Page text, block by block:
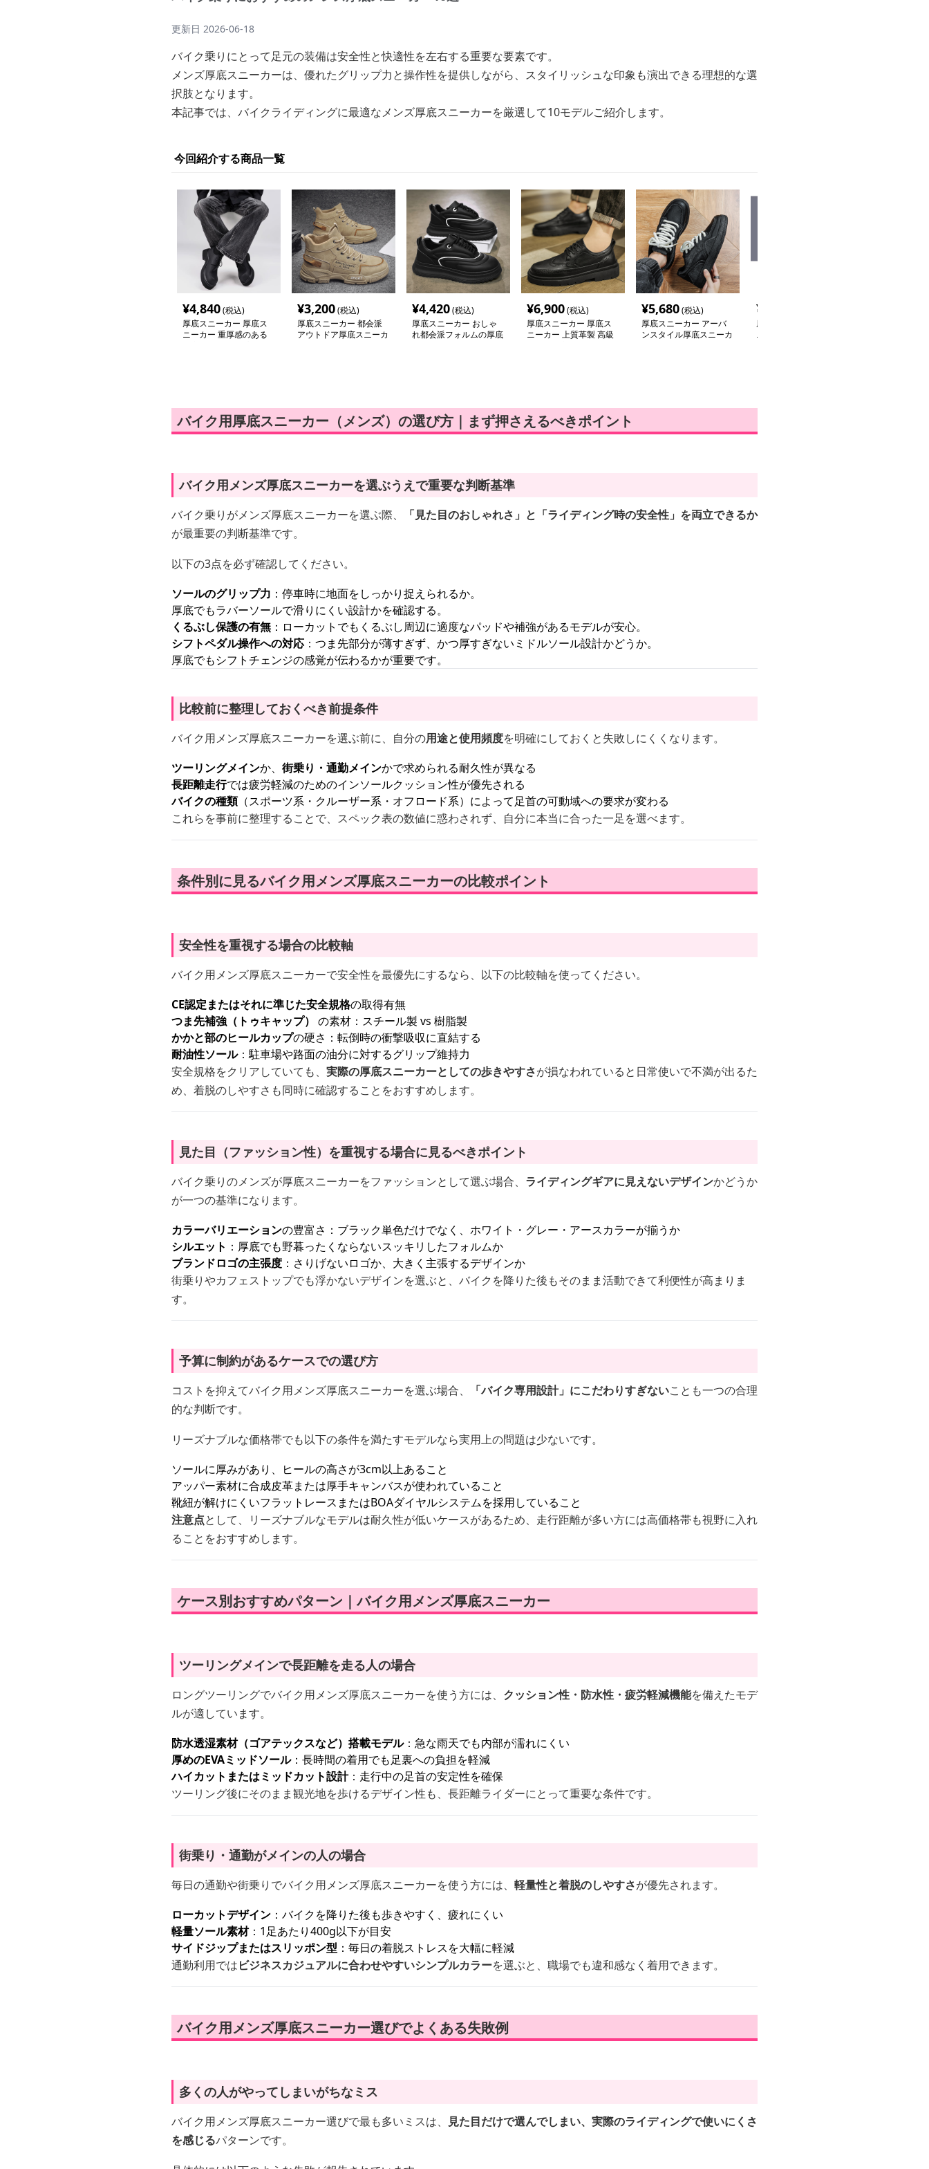
更新日 2026-06-18
バイク乗りにとって足元の装備は安全性と快適性を左右する重要な要素です。
メンズ厚底スニーカーは、優れたグリップ力と操作性を提供しながら、スタイリッシュな印象も演出できる理想的な選
択肢となります。
本記事では、バイクライディングに最適なメンズ厚底スニーカーを厳選して10モデルご紹介します。
今回紹介する商品一覧
¥4,840(税込)
厚底スニーカー 厚底ス
ニーカー 重厚感のある
¥3,200(税込)
厚底スニーカー 都会派
アウトドア厚底スニーカ
¥4,420(税込)
厚底スニーカー おしゃ
れ都会派フォルムの厚底
¥6,900(税込)
厚底スニーカー 厚底ス
ニーカー 上質革製 高級
¥5,680(税込)
厚底スニーカー アーバ
ンスタイル厚底スニーカ
¥
厚底スニーカー 厚底ス
ニーカー モダン厚底ハ
バイク用厚底スニーカー（メンズ）の選び方｜まず押さえるべきポイント
バイク用メンズ厚底スニーカーを選ぶうえで重要な判断基準
バイク乗りがメンズ厚底スニーカーを選ぶ際、
「見た目のおしゃれさ」と「ライディング時の安全性」を両立できるか
が最重要の判断基準です。
以下の3点を必ず確認してください。
ソールのグリップ力 ：停車時に地面をしっかり捉えられるか。
厚底でもラバーソールで滑りにくい設計かを確認する。
くるぶし保護の有無 ：ローカットでもくるぶし周辺に適度なパッドや補強があるモデルが安心。
シフトペダル操作への対応 ：つま先部分が薄すぎず、かつ厚すぎないミドルソール設計かどうか。
厚底でもシフトチェンジの感覚が伝わるかが重要です。
比較前に整理しておくべき前提条件
バイク用メンズ厚底スニーカーを選ぶ前に、自分の用途と使用頻度を明確にしておくと失敗しにくくなります。
ツーリングメインか、 街乗り・通勤メインかで求められる耐久性が異なる
長距離走行では疲労軽減のためのインソールクッション性が優先される
バイクの種類（スポーツ系・クルーザー系・オフロード系）によって足首の可動域への要求が変わる
これらを事前に整理することで、スペック表の数値に惑わされず、自分に本当に合った一足を選べます。
条件別に見るバイク用メンズ厚底スニーカーの比較ポイント
安全性を重視する場合の比較軸
バイク用メンズ厚底スニーカーで安全性を最優先にするなら、以下の比較軸を使ってください。
CE認定またはそれに準じた安全規格の取得有無
つま先補強（トゥキャップ） の素材：スチール製 vs 樹脂製
かかと部のヒールカップの硬さ：転倒時の衝撃吸収に直結する
耐油性ソール：駐車場や路面の油分に対するグリップ維持力
安全規格をクリアしていても、 実際の厚底スニーカーとしての歩きやすさが損なわれていると日常使いで不満が出るた
め、着脱のしやすさも同時に確認することをおすすめします。
見た目（ファッション性）を重視する場合に見るべきポイント
バイク乗りのメンズが厚底スニーカーをファッションとして選ぶ場合、 ライディングギアに見えないデザインかどうか
が一つの基準になります。
カラーバリエーションの豊富さ：ブラック単色だけでなく、ホワイト・グレー・アースカラーが揃うか
シルエット ：厚底でも野暮ったくならないスッキリしたフォルムか
ブランドロゴの主張度 ：さりげないロゴか、大きく主張するデザインか
街乗りやカフェストップでも浮かないデザインを選ぶと、バイクを降りた後もそのまま活動できて利便性が高まりま
す。
予算に制約があるケースでの選び方
コストを抑えてバイク用メンズ厚底スニーカーを選ぶ場合、 「バイク専用設計」にこだわりすぎないことも一つの合理
的な判断です。
リーズナブルな価格帯でも以下の条件を満たすモデルなら実用上の問題は少ないです。
ソールに厚みがあり、ヒールの高さが3cm以上あること
アッパー素材に合成皮革または厚手キャンバスが使われていること
靴紐が解けにくいフラットレースまたはBOAダイヤルシステムを採用していること
注意点として、リーズナブルなモデルは耐久性が低いケースがあるため、走行距離が多い方には高価格帯も視野に入れ
ることをおすすめします。
ケース別おすすめパターン｜バイク用メンズ厚底スニーカー
ツーリングメインで長距離を走る人の場合
ロングツーリングでバイク用メンズ厚底スニーカーを使う方には、 クッション性・防水性・疲労軽減機能を備えたモデ
ルが適しています。
防水透湿素材（ゴアテックスなど）搭載モデル：急な雨天でも内部が濡れにくい
厚めのEVAミッドソール：長時間の着用でも足裏への負担を軽減
ハイカットまたはミッドカット設計：走行中の足首の安定性を確保
ツーリング後にそのまま観光地を歩けるデザイン性も、長距離ライダーにとって重要な条件です。
街乗り・通勤がメインの人の場合
毎日の通勤や街乗りでバイク用メンズ厚底スニーカーを使う方には、 軽量性と着脱のしやすさが優先されます。
ローカットデザイン ：バイクを降りた後も歩きやすく、疲れにくい
軽量ソール素材：1足あたり400g以下が目安
サイドジップまたはスリッポン型 ：毎日の着脱ストレスを大幅に軽減
通勤利用ではビジネスカジュアルに合わせやすいシンプルカラーを選ぶと、職場でも違和感なく着用できます。
バイク用メンズ厚底スニーカー選びでよくある失敗例
多くの人がやってしまいがちなミス
バイク用メンズ厚底スニーカー選びで最も多いミスは、
見た目だけで選んでしまい、実際のライディングで使いにくさ
を感じるパターンです。